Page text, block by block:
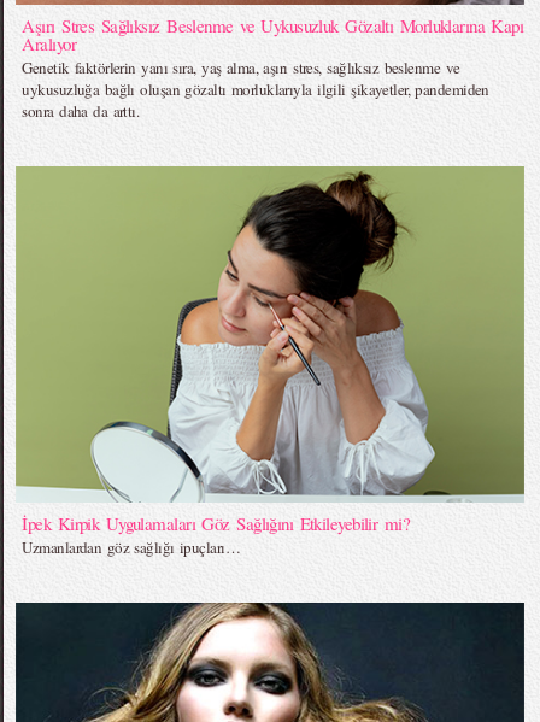
Aşırı Stres Sağlıksız Beslenme ve Uykusuzluk Gözaltı Morluklarına Kapı
Aralıyor
Genetik faktörlerin yanı sıra, yaş alma, aşırı stres, sağlıksız beslenme ve
uykusuzluğa bağlı oluşan gözaltı morluklarıyla ilgili şikayetler, pandemiden
sonra daha da arttı.
İpek Kirpik Uygulamaları Göz Sağlığını Etkileyebilir mi?
Uzmanlardan göz sağlığı ipuçları…